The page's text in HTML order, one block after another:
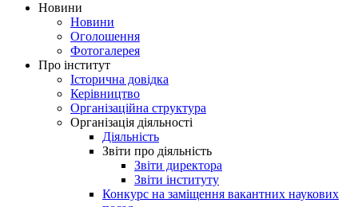
Новини
Новини
Оголошення
Фотогалерея
Про інститут
Історична довідка
Керівництво
Організаційна структура
Організація діяльності
Діяльність
Звіти про діяльність
Звіти директора
Звіти інституту
Конкурс на заміщення вакантних наукових